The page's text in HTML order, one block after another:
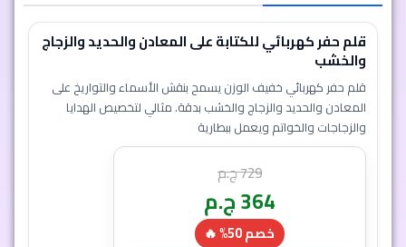
قلم حفر كهربائي للكتابة على المعادن والحديد والزجاج
والخشب
قلم حفر كهربائي خفيف الوزن يسمح بنقش الأسماء والتواريخ على
المعادن والحديد والزجاج والخشب بدقة. مثالي لتخصيص الهدايا
والزجاجات والخواتم ويعمل ببطارية
729ج.م
364 ج.م
خصم 50% 🔥